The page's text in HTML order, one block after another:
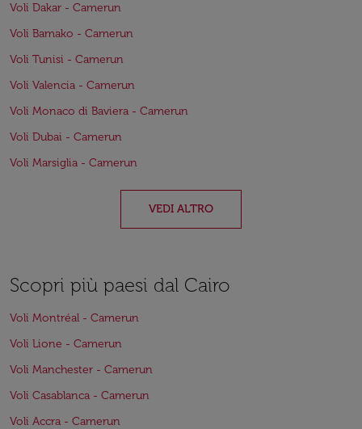
Voli Dakar - Camerun
Voli Bamako - Camerun
Voli Tunisi - Camerun
Voli Valencia - Camerun
Voli Monaco di Baviera - Camerun
Voli Dubai - Camerun
Voli Marsiglia - Camerun
VEDI ALTRO
Scopri più paesi dal Cairo
Voli Montréal - Camerun
Voli Lione - Camerun
Voli Manchester - Camerun
Voli Casablanca - Camerun
Voli Accra - Camerun